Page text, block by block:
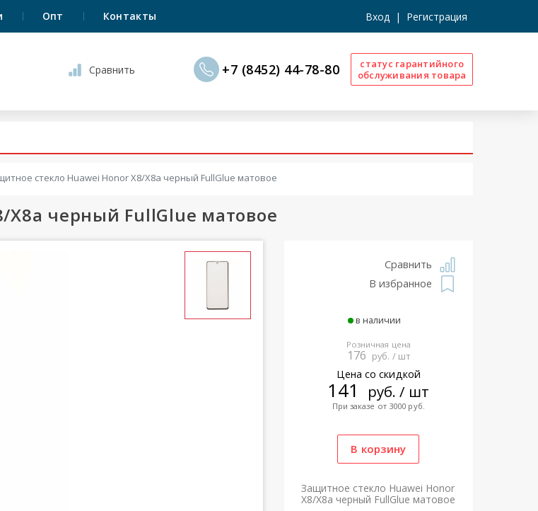
Опт Контакты Вход | Регистрация
Сравнить +7 (8452) 44-78-80
статус гарантийного
обслуживания товара
стекло Huawei Honor X8/X8a черный FullGlue матовое
X8a черный FullGlue матовое
Сравнить
В избранное
в наличии
Розничная цена
176 руб. / шт
Цена со скидкой
141 руб. / шт
При заказе от 3000 руб.
Защитное стекло Huawei Honor
X8/X8a черный FullGlue матовое